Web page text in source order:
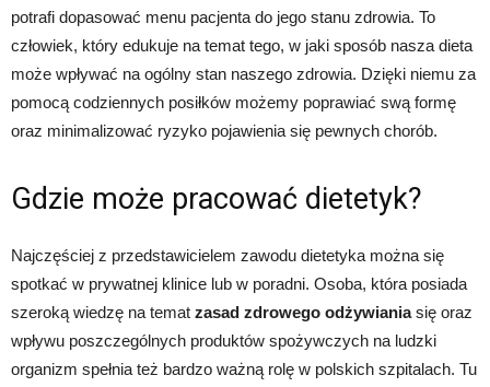
potrafi dopasować menu pacjenta do jego stanu zdrowia. To
człowiek, który edukuje na temat tego, w jaki sposób nasza dieta
może wpływać na ogólny stan naszego zdrowia. Dzięki niemu za
pomocą codziennych posiłków możemy poprawiać swą formę
oraz minimalizować ryzyko pojawienia się pewnych chorób.
Gdzie może pracować dietetyk?
Najczęściej z przedstawicielem zawodu dietetyka można się
spotkać w prywatnej klinice lub w poradni. Osoba, która posiada
szeroką wiedzę na temat zasad zdrowego odżywianiasię oraz
wpływu poszczególnych produktów spożywczych na ludzki
organizm spełnia też bardzo ważną rolę w polskich szpitalach. Tu